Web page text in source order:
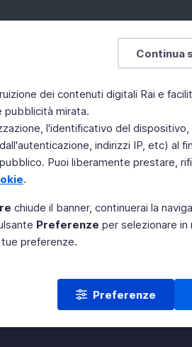
Continua
dei contenuti digitali Rai e
pubblicità mirata.
l'identificativo del dispositivo,
indirizzi IP, etc) al
Puoi liberamente prestare,
.
chiude il banner, continuerai la
Preferenze per selezionare in
preferenze.
Preferenze